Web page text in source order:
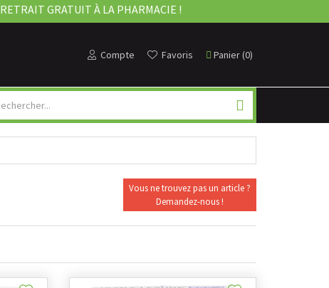
RETRAIT GRATUIT À LA PHARMACIE !
Compte Favoris Panier(0)
Vous ne trouvez pas un article ?
Demandez-nous !